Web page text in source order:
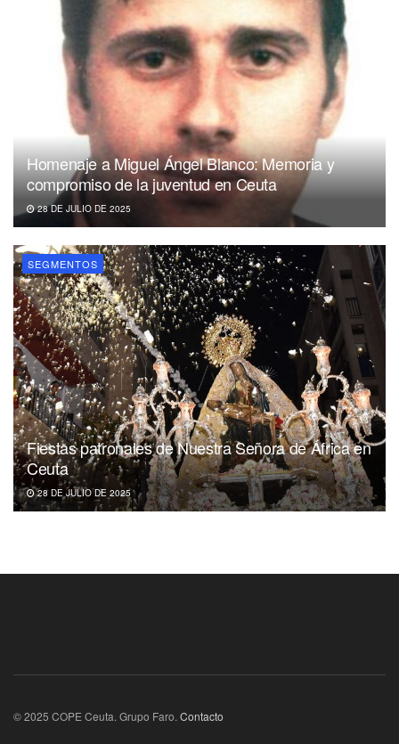
Homenaje a Miguel Ángel Blanco: Memoria y
compromiso de la juventud en Ceuta
28 DE JULIO DE 2025
SEGMENTOS
Fiestas patronales de Nuestra Señora de África en
Ceuta
28 DE JULIO DE 2025
© 2025 COPE Ceuta. Grupo Faro. Contacto